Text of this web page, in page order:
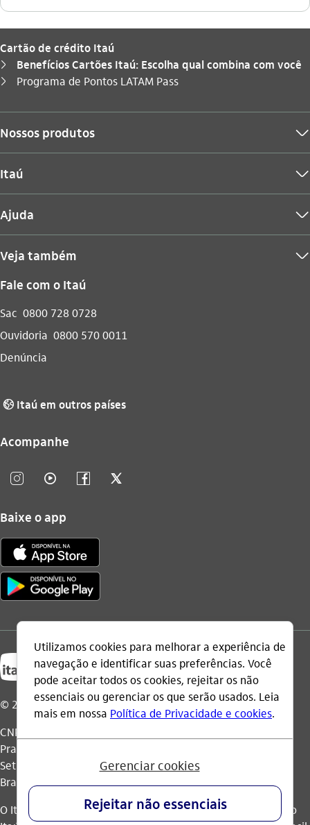
Cartão de crédito Itaú
seta_direita Benefícios Cartões Itaú: Escolha qual combina com você
seta_direita
Você está aqui:
Programa de Pontos LATAM Pass
Nossos produtos seta_baixo
Itaú seta_baixo
Ajuda seta_baixo
Veja também seta_baixo
Fale com o Itaú
Sac 0800 728 0728
Ouvidoria 0800 570 0011
Denúncia
globo_outline Itaú em outros países
Acompanhe
instagram_outline video_outline facebook_outline twitter_outline
Baixe o app
© 2026 Itaú Unibanco Holding S.A.
CNPJ: 60.872.504/0001-23
Praça Alfredo Egydio de Souza Aranha, 100, Torre Olavo
Setubal, Parque Jabaquara - CEP 04344-902 - São Paulo -
Brasil.
O Itaú Unibanco Holding S.A. é integrante do Conglomerado